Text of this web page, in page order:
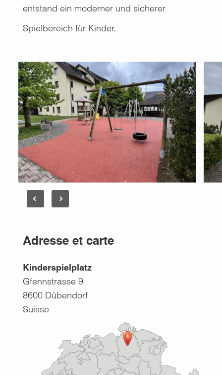
entstand ein moderner und sicherer
Spielbereich für Kinder.
Adresse et carte
Kinderspielplatz
Gfennstrasse 9
8600 Dübendorf
Suisse